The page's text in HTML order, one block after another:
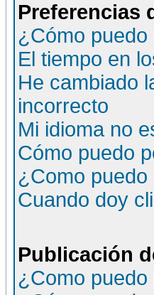
Preferencias
¿Cómo
El tiempo en
He cambiado
incorrecto
Mi idioma no
Cómo puedo
¿Como
Cuando doy
Publicación
¿Como